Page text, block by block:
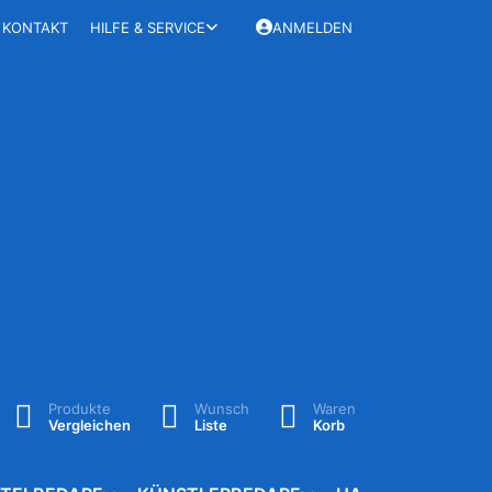
KONTAKT HILFE & SERVICE ANMELDEN
Produkte
Vergleichen
Wunsch
Liste
Waren
Korb